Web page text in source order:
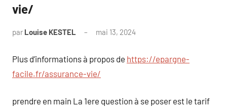
vie/
par Louise KESTEL mai 13, 2024
Plus d’informations à propos de https://epargne-
facile.fr/assurance-vie/
prendre en main La 1ere question à se poser est le tarif